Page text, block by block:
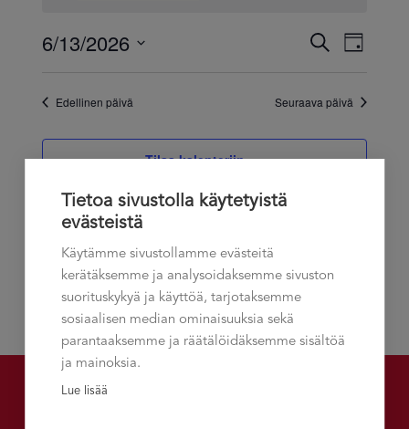
13.06.2026
Etsi
aja
Etsi
Views
Päivä
6/13/2026
Edellinen päivä Seuraava päivä
Tilaa kalenteriin
Tietoa sivustolla käytetyistä
evästeistä
Käytämme sivustollamme evästeitä
kerätäksemme ja analysoidaksemme sivuston
suorituskykyä ja käyttöä, tarjotaksemme
sosiaalisen median ominaisuuksia sekä
parantaaksemme ja räätälöidäksemme sisältöä
ja mainoksia.
Lue lisää